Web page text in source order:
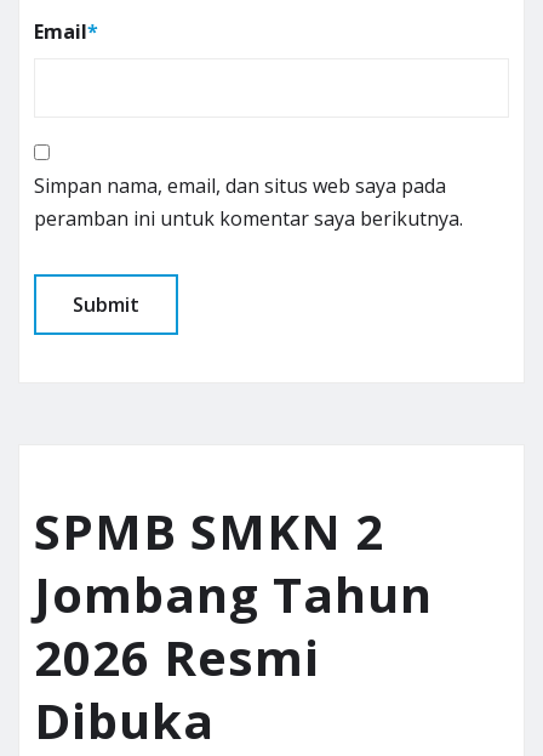
Email*
Simpan nama, email, dan situs web saya pada
peramban ini untuk komentar saya berikutnya.
SPMB SMKN 2
Jombang Tahun
2026 Resmi
Dibuka